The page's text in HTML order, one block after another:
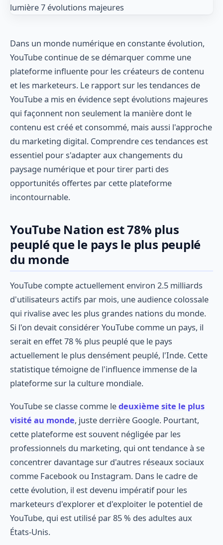
Dans un monde numérique en constante évolution,
YouTube continue de se démarquer comme une
plateforme influente pour les créateurs de contenu
et les marketeurs. Le rapport sur les tendances de
YouTube a mis en évidence sept évolutions majeures
qui façonnent non seulement la manière dont le
contenu est créé et consommé, mais aussi l'approche
du marketing digital. Comprendre ces tendances est
essentiel pour s'adapter aux changements du
paysage numérique et pour tirer parti des
opportunités offertes par cette plateforme
incontournable.
YouTube Nation est 78% plus
peuplé que le pays le plus peuplé
du monde
YouTube compte actuellement environ 2.5 milliards
d'utilisateurs actifs par mois, une audience colossale
qui rivalise avec les plus grandes nations du monde.
Si l'on devait considérer YouTube comme un pays, il
serait en effet 78 % plus peuplé que le pays
actuellement le plus densément peuplé, l'Inde. Cette
statistique témoigne de l'influence immense de la
plateforme sur la culture mondiale.
YouTube se classe comme ledeuxième site le plus
visité au monde, juste derrière Google. Pourtant,
cette plateforme est souvent négligée par les
professionnels du marketing, qui ont tendance à se
concentrer davantage sur d'autres réseaux sociaux
comme Facebook ou Instagram. Dans le cadre de
cette évolution, il est devenu impératif pour les
marketeurs d'explorer et d'exploiter le potentiel de
YouTube, qui est utilisé par 85 % des adultes aux
États-Unis.